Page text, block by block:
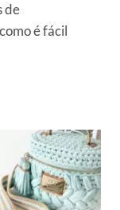
de
é fácil